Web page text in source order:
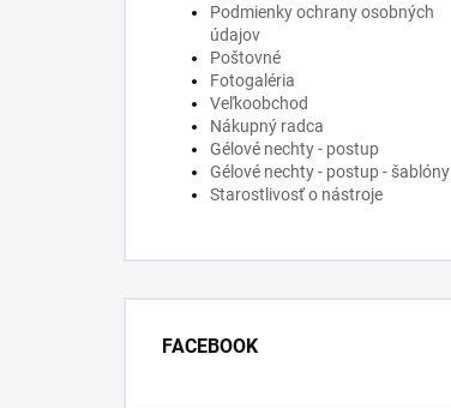
Podmienky ochrany osobných
údajov
Poštovné
Fotogaléria
Veľkoobchod
Nákupný radca
Gélové nechty - postup
Gélové nechty - postup - šablóny
Starostlivosť o nástroje
FACEBOOK